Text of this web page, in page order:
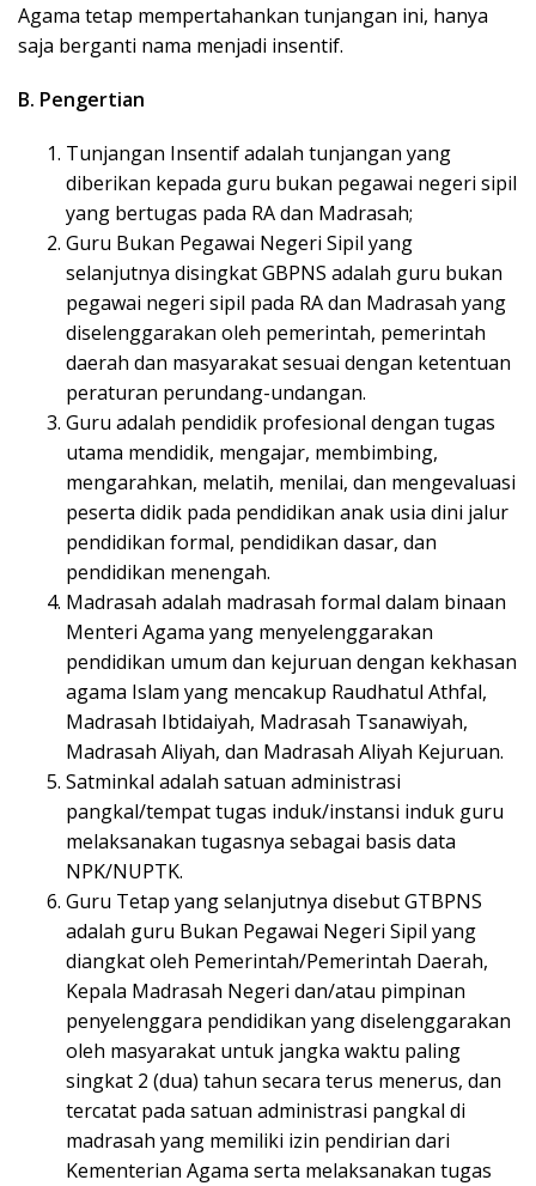
Agama tetap mempertahankan tunjangan ini, hanya
saja berganti nama menjadi insentif.
B. Pengertian
Tunjangan Insentif adalah tunjangan yang
diberikan kepada guru bukan pegawai negeri sipil
yang bertugas pada RA dan Madrasah;
Guru Bukan Pegawai Negeri Sipil yang
selanjutnya disingkat GBPNS adalah guru bukan
pegawai negeri sipil pada RA dan Madrasah yang
diselenggarakan oleh pemerintah, pemerintah
daerah dan masyarakat sesuai dengan ketentuan
peraturan perundang-undangan.
Guru adalah pendidik profesional dengan tugas
utama mendidik, mengajar, membimbing,
mengarahkan, melatih, menilai, dan mengevaluasi
peserta didik pada pendidikan anak usia dini jalur
pendidikan formal, pendidikan dasar, dan
pendidikan menengah.
Madrasah adalah madrasah formal dalam binaan
Menteri Agama yang menyelenggarakan
pendidikan umum dan kejuruan dengan kekhasan
agama Islam yang mencakup Raudhatul Athfal,
Madrasah Ibtidaiyah, Madrasah Tsanawiyah,
Madrasah Aliyah, dan Madrasah Aliyah Kejuruan.
Satminkal adalah satuan administrasi
pangkal/tempat tugas induk/instansi induk guru
melaksanakan tugasnya sebagai basis data
NPK/NUPTK.
Guru Tetap yang selanjutnya disebut GTBPNS
adalah guru Bukan Pegawai Negeri Sipil yang
diangkat oleh Pemerintah/Pemerintah Daerah,
Kepala Madrasah Negeri dan/atau pimpinan
penyelenggara pendidikan yang diselenggarakan
oleh masyarakat untuk jangka waktu paling
singkat 2 (dua) tahun secara terus menerus, dan
tercatat pada satuan administrasi pangkal di
madrasah yang memiliki izin pendirian dari
Kementerian Agama serta melaksanakan tugas